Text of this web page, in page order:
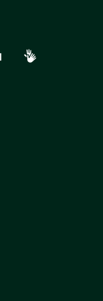
Leichte Sprache